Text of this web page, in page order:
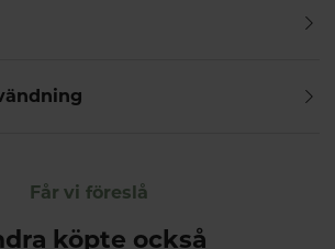
Får vi föreslå
köpte också